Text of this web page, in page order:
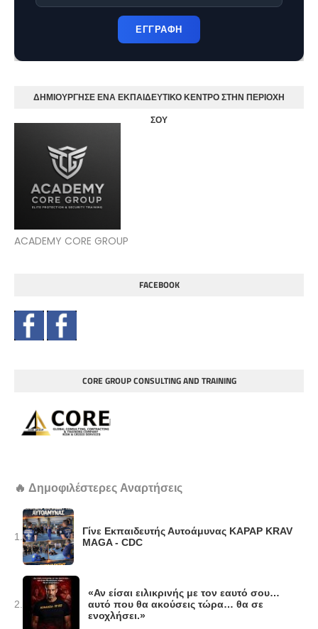
ΕΓΓΡΑΦΗ
ΔΗΜΙΟΥΡΓΗΣΕ ΕΝΑ ΕΚΠΑΙΔΕΥΤΙΚΟ ΚΕΝΤΡΟ ΣΤΗΝ ΠΕΡΙΟΧΗ
ΣΟΥ
ACADEMY CORE GROUP
FACEBOOK
CORE GROUP CONSULTING AND TRAINING
🔥 Δημοφιλέστερες Αναρτήσεις
1.
Γίνε Εκπαιδευτής Αυτοάμυνας KAPAP KRAV
MAGA - CDC
2.
«Αν είσαι ειλικρινής με τον εαυτό σου…
αυτό που θα ακούσεις τώρα… θα σε
ενοχλήσει.»